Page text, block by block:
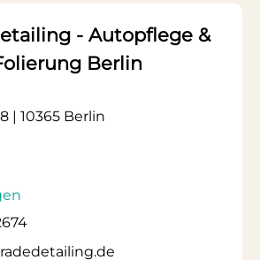
- Autopflege &
Berlin
| 10365 Berlin